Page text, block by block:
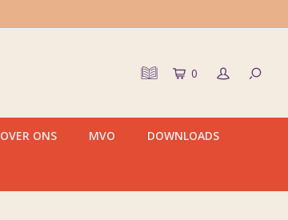
0
OVER ONS MVO DOWNLOADS